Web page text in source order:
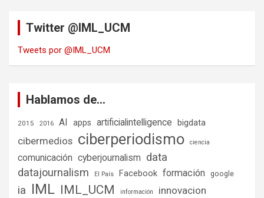
Twitter @IML_UCM
Tweets por @IML_UCM
Hablamos de…
2015 2016 AI apps artificialintelligence bigdata
cibermedios ciberperiodismo ciencia
comunicación cyberjournalism data
datajournalism El País Facebook formación google
ia IML IML_UCM información innovacion